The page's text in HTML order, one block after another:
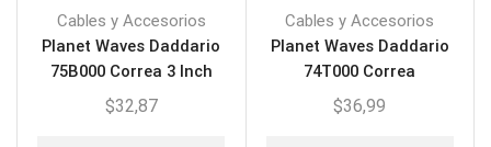
Cables y Accesorios
Planet Waves Daddario
75B000 Correa 3 Inch
Wide
$32,87
Cables y Accesorios
Planet Waves Daddario
74T000 Correa
Acolchada
$36,99